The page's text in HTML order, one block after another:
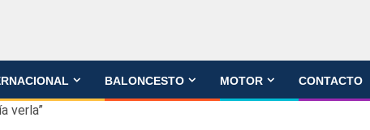
BALONCESTO MOTOR CONTACTO
verla”